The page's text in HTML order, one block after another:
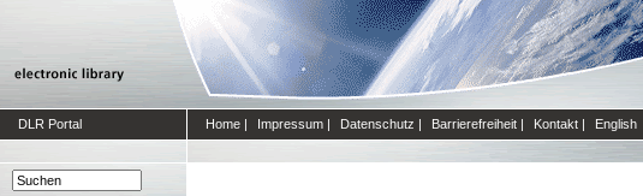
DLR Portal Home | Impressum | Datenschutz | Barrierefreiheit | Kontakt | English